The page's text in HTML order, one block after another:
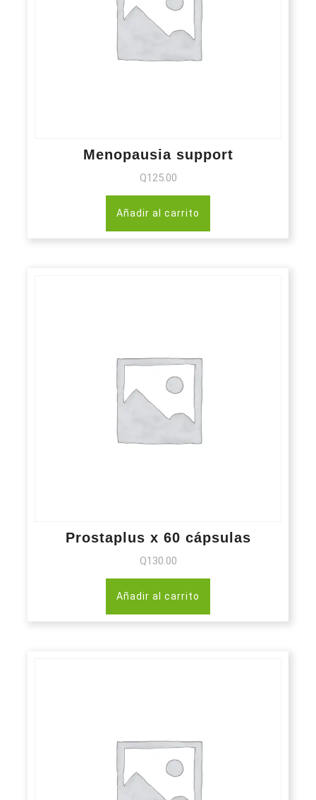
Menopausia support
Q125.00
Añadir al carrito
Prostaplus x 60 cápsulas
Q130.00
Añadir al carrito